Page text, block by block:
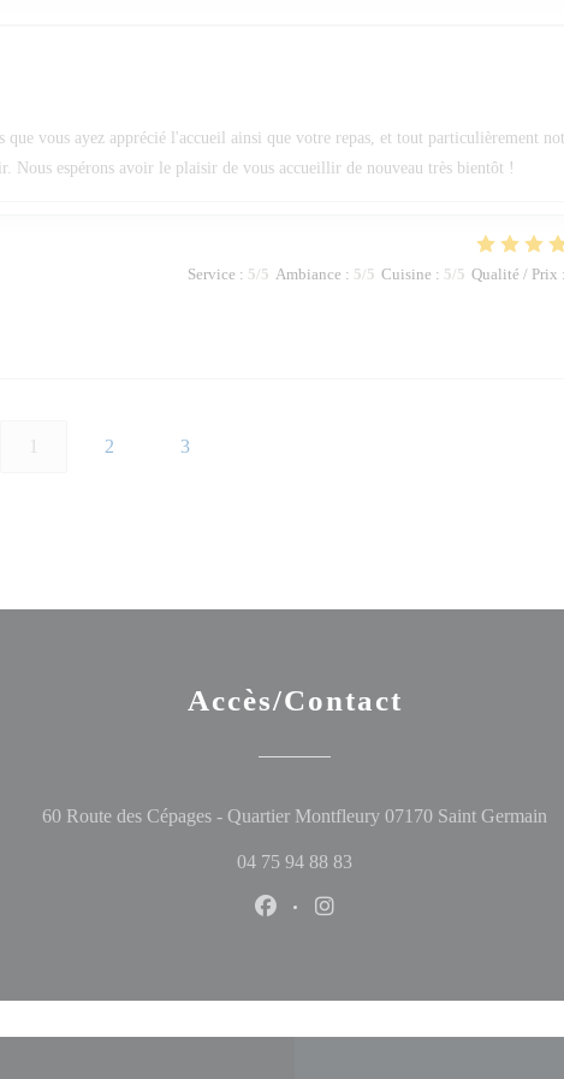
vous ayez apprécié l'accueil ainsi que votre repas, et tout particulièrement
Nous espérons avoir le plaisir de vous accueillir de nouveau très bientôt !
Service : 5/5 Ambiance : 5/5 Cuisine : 5/5 Qualité / Prix :
1 2 3
Accès/Contact
60 Route des Cépages - Quartier Montfleury 07170 Saint Germain
04 75 94 88 83
Facebook ((ouvre une nouvelle